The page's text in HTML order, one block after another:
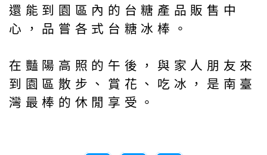
還能到園區內的台糖產品販售中
心，品嘗各式台糖冰棒。
在豔陽高照的午後，與家人朋友來
到園區散步、賞花、吃冰，是南臺
灣最棒的休閒享受。